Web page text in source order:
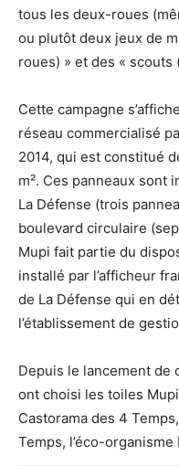
tous les deux-roues
ou plutôt deux jeux de
roues) » et des « scouts
Cette campagne
réseau commercialisé
2014, qui est constitué
m². Ces panneaux sont
La Défense (trois
boulevard circulaire
Mupi fait partie du
installé par l’afficheur
de La Défense qui en
l’établissement de
Depuis le lancement de
ont choisi les toiles
Castorama des 4
Temps, l’éco-